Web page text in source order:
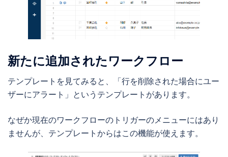
新たに追加されたワークフロー
テンプレートを見てみると、「行を削除された場合にユー
ザーにアラート」というテンプレートがあります。
なぜか現在のワークフローのトリガーのメニューにはあり
ませんが、テンプレートからはこの機能が使えます。